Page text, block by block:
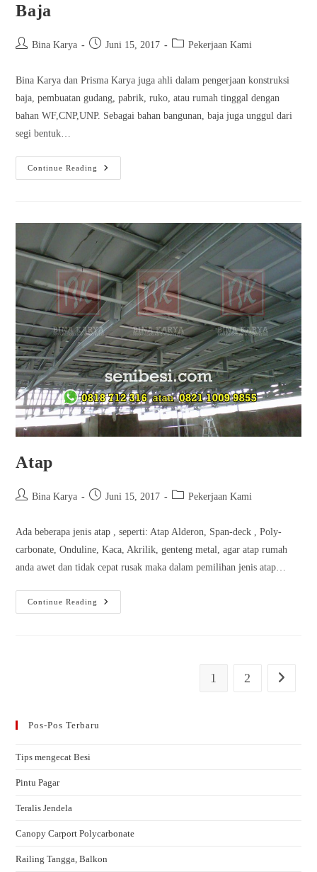
Baja
Bina Karya Juni 15, 2017 Pekerjaan Kami
Bina Karya dan Prisma Karya juga ahli dalam pengerjaan konstruksi
baja, pembuatan gudang, pabrik, ruko, atau rumah tinggal dengan
bahan WF,CNP,UNP. Sebagai bahan bangunan, baja juga unggul dari
segi bentuk…
Continue Reading
Atap
Bina Karya Juni 15, 2017 Pekerjaan Kami
Ada beberapa jenis atap , seperti: Atap Alderon, Span-deck , Poly-
carbonate, Onduline, Kaca, Akrilik, genteng metal, agar atap rumah
anda awet dan tidak cepat rusak maka dalam pemilihan jenis atap…
Continue Reading
1 2
Pos-Pos Terbaru
Tips mengecat Besi
Pintu Pagar
Teralis Jendela
Canopy Carport Polycarbonate
Railing Tangga, Balkon